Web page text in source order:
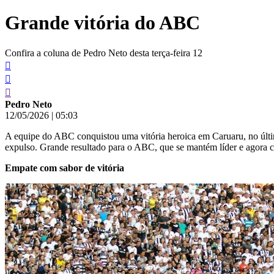
Grande vitória do ABC
Confira a coluna de Pedro Neto desta terça-feira 12
Pedro Neto
12/05/2026 | 05:03
A equipe do ABC conquistou uma vitória heroica em Caruaru, no
expulso. Grande resultado para o ABC, que se mantém líder e agora
Empate com sabor de vitória